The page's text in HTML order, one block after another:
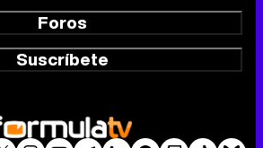
Foros
Suscríbete